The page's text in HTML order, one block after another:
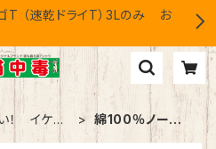
T （速乾ドライT）3Lのみ お
！ イケテ
綿100％ノーマ
ルタイプ